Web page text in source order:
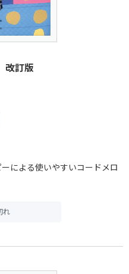
改訂版
による使いやすいコードメロ
れ